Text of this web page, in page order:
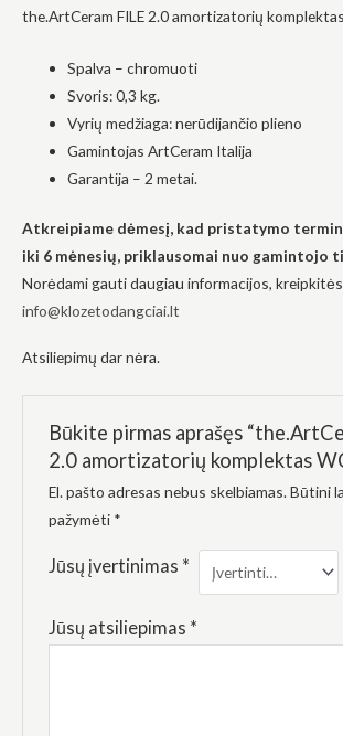
the.ArtCeram FILE 2.0 amortizatorių
Spalva –chromuoti
Svoris: 0,3 kg.
Vyrių medžiaga: nerūdijančio plieno
GamintojasArtCeram Italija
Garantija – 2 metai.
Atkreipiame dėmesį, kad pristatymo
iki 6 mėnesių, priklausomai nuo gamintojo
Norėdami gauti daugiau informacijos,
info@klozetodangciai.lt
Atsiliepimų dar nėra.
Būkite pirmas aprašęs
2.0 amortizatorių komplektas
El. pašto adresas nebus skelbiamas. Būtini
pažymėti *
Jūsų įvertinimas *
Jūsų atsiliepimas *
į tai, kaip
naudojama.
Patirtis
Kad mūsų
svetainė
apsilankymo
metu. Jei
atsisakysite
šių slapukų,
kai kurios
funkcijos iš
išnyks.
Rinkodara
Dalindamiesi
savo
pomėgiais ir
lankotės
svetainėje,
pamatyti
suasmenintą